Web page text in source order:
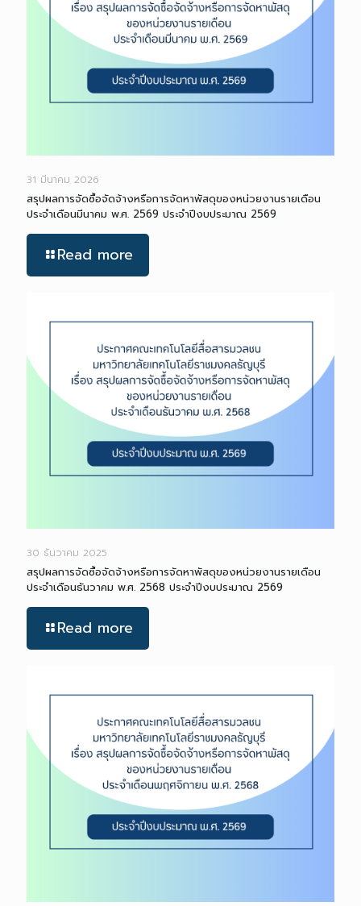
31 มีนาคม 2026
สรุปผลการจัดซื้อจัดจ้างหรือการจัดหาพัสดุของหน่วยงานรายเดือน
ประจำเดือนมีนาคม พ.ศ. 2569 ประจำปีงบประมาณ 2569
Read more
30 ธันวาคม 2025
สรุปผลการจัดซื้อจัดจ้างหรือการจัดหาพัสดุของหน่วยงานรายเดือน
ประจำเดือนธันวาคม พ.ศ. 2568 ประจำปีงบประมาณ 2569
Read more